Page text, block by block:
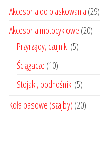
Akcesoria do piaskowania (29)
Akcesoria motocyklowe (20)
Przyrządy, czujniki (5)
Ściągacze (10)
Stojaki, podnośniki (5)
Koła pasowe (szajby) (20)